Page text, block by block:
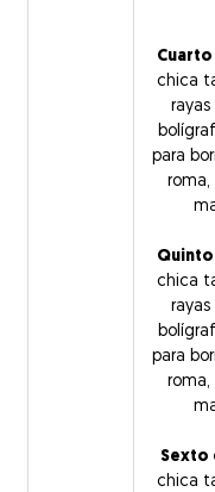
chica
para
chica
para
Sexto
chica